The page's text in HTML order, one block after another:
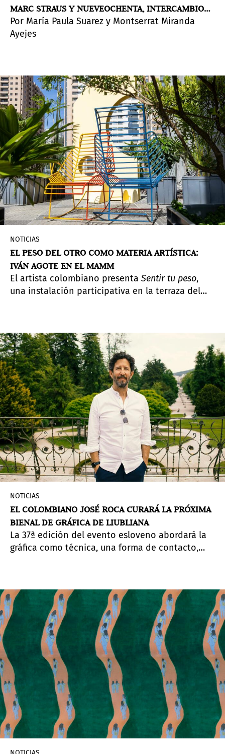
MARC STRAUS Y NUEVEOCHENTA, INTERCAMBIO
ENTRE COLOMBIA Y NUEVA YORK
Por María Paula Suarez y Montserrat Miranda
Ayejes
NOTICIAS
EL PESO DEL OTRO COMO MATERIA ARTÍSTICA:
IVÁN AGOTE EN EL MAMM
El artista colombiano presenta Sentir tu peso,
una instalación participativa en la terraza del
NOTICIAS
EL COLOMBIANO JOSÉ ROCA CURARÁ LA PRÓXIMA
BIENAL DE GRÁFICA DE LIUBLIANA
La 37ª edición del evento esloveno abordará la
gráfica como técnica, una forma de contacto,